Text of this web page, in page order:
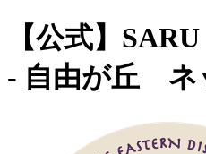
【公式】
- 自由が丘 ネ